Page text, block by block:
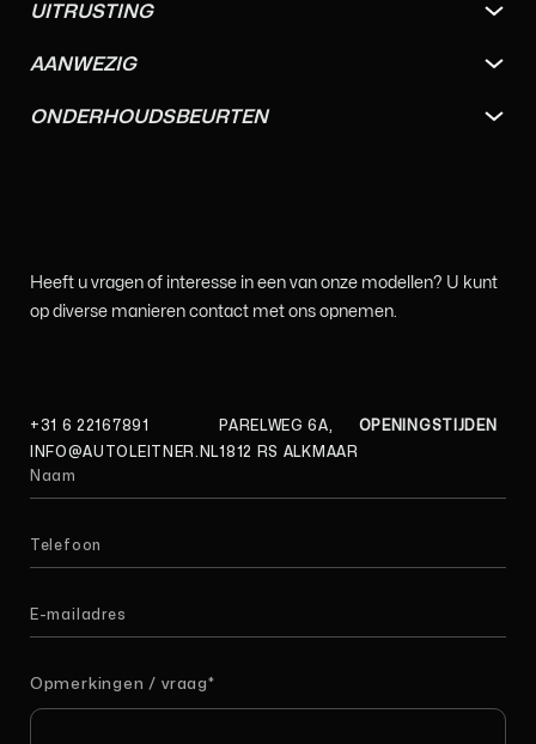
UITRUSTING
AANWEZIG
ONDERHOUDSBEURTEN
Heeft u vragen of interesse in een van onze modellen? U kunt
op diverse manieren contact met ons opnemen.
+31 6 22167891
INFO@AUTOLEITNER.NL
PARELWEG 6A,
1812 RS ALKMAAR
OPENINGSTIJDEN
Opmerkingen / vraag*